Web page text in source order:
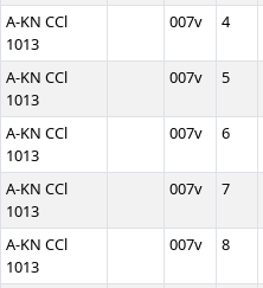
A-KN CCl
1013
007v 4
A-KN CCl
1013
007v 5
A-KN CCl
1013
007v 6
A-KN CCl
1013
007v 7
A-KN CCl
1013
007v 8